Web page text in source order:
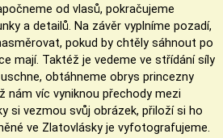
od vlasů, pokračujeme
a detailů. Na závěr vyplníme pozadí,
pokud by chtěly sáhnout po
mají. Taktéž je vedeme ve střídání síly
obtáhneme obrys princezny
nám víc vyniknou přechody mezi
si vezmou svůj obrázek, přiloží si ho
ve Zlatovlásky je vyfotografujeme.